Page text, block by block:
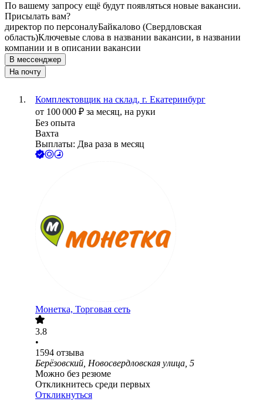
По вашему запросу ещё будут появляться новые вакансии.
Присылать вам?
директор по персоналуБайкалово (Свердловская
область)Ключевые слова в названии вакансии, в названии
компании и в описании вакансии
В мессенджер
На почту
Комплектовщик на склад, г. Екатеринбург
от 100 000 ₽ за месяц, на руки
Без опыта
Вахта
Выплаты: Два раза в месяц
Монетка, Торговая сеть
3.8
•
1594 отзыва
Берёзовский, Новосвердловская улица, 5
Можно без резюме
Откликнитесь среди первых
Откликнуться